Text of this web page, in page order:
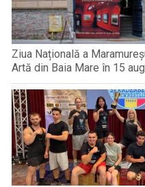
Ziua Națională a
Artă din Baia Mare în 15